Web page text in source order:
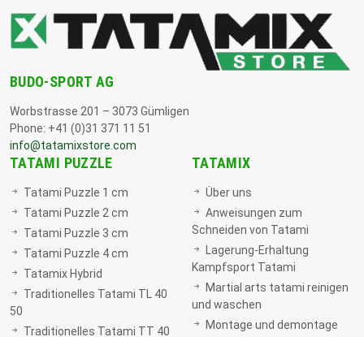
BUDO-SPORT AG
Worbstrasse 201 – 3073 Gümligen
Phone: +41 (0)31 371 11 51
info@tatamixstore.com
TATAMI PUZZLE
Tatami Puzzle 1 cm
Tatami Puzzle 2 cm
Tatami Puzzle 3 cm
Tatami Puzzle 4 cm
Tatamix Hybrid
Traditionelles Tatami TL 40
50
Traditionelles Tatami TT 40
TATAMIX
Über uns
Anweisungen zum
Schneiden von Tatami
Lagerung-Erhaltung
Kampfsport Tatami
Martial arts tatami reinigen
und waschen
Montage und demontage